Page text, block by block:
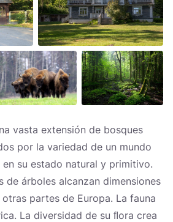
vasta extensión de bosques
por la variedad de un mundo
su estado natural y primitivo.
de árboles alcanzan dimensiones
partes de Europa. La fauna
La diversidad de su ﬂora crea